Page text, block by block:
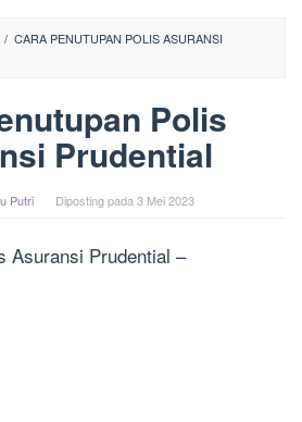
/ CARA PENUTUPAN POLIS ASURANSI
Polis
Prudential
Putri Diposting pada 3 Mei 2023
Asuransi Prudential –